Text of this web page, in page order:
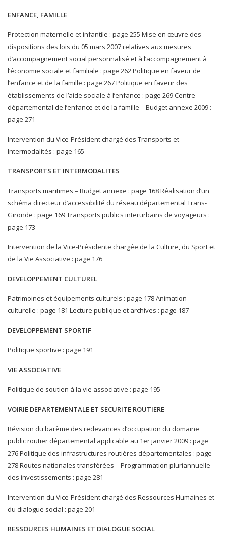
ENFANCE, FAMILLE
Protection maternelle et infantile : page 255 Mise en œuvre des
dispositions des lois du 05 mars 2007 relatives aux mesures
d’accompagnement social personnalisé et à l’accompagnement à
l’économie sociale et familiale : page 262 Politique en faveur de
l’enfance et de la famille : page 267 Politique en faveur des
établissements de l’aide sociale à l’enfance : page 269 Centre
départemental de l’enfance et de la famille – Budget annexe 2009 :
page 271
Intervention du Vice-Président chargé des Transports et
Intermodalités : page 165
TRANSPORTS ET INTERMODALITES
Transports maritimes – Budget annexe : page 168 Réalisation d’un
schéma directeur d’accessibilité du réseau départemental Trans-
Gironde : page 169 Transports publics interurbains de voyageurs :
page 173
Intervention de la Vice-Présidente chargée de la Culture, du Sport et
de la Vie Associative : page 176
DEVELOPPEMENT CULTUREL
Patrimoines et équipements culturels : page 178 Animation
culturelle : page 181 Lecture publique et archives : page 187
DEVELOPPEMENT SPORTIF
Politique sportive : page 191
VIE ASSOCIATIVE
Politique de soutien à la vie associative : page 195
VOIRIE DEPARTEMENTALE ET SECURITE ROUTIERE
Révision du barème des redevances d’occupation du domaine
public routier départemental applicable au 1er janvier 2009 : page
276 Politique des infrastructures routières départementales : page
278 Routes nationales transférées – Programmation pluriannuelle
des investissements : page 281
Intervention du Vice-Président chargé des Ressources Humaines et
du dialogue social : page 201
RESSOURCES HUMAINES ET DIALOGUE SOCIAL